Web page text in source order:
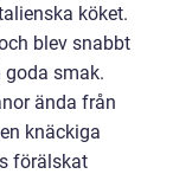
köket.
blev snabbt
goda smak.
ända från
knäckiga
förälskat